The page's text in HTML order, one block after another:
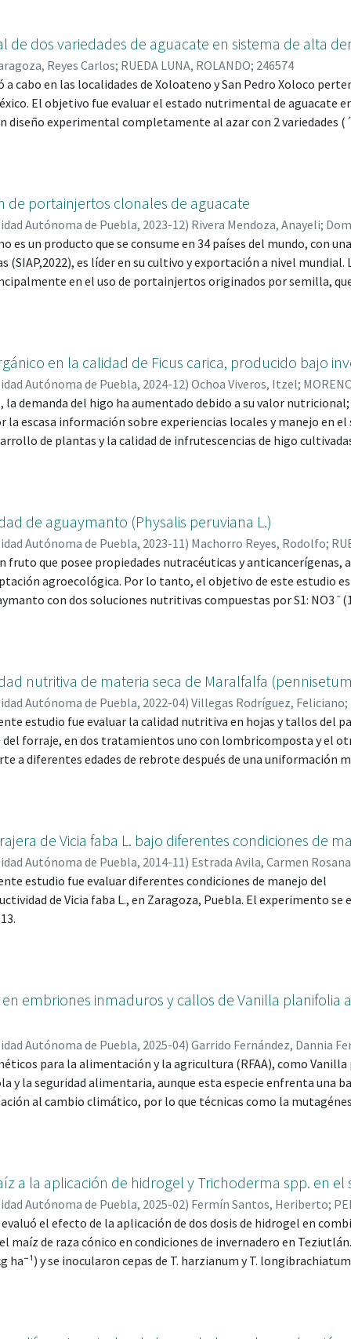
una respuesta favorable comparada con el tratamiento
de microorganismos."
mayor contenido de biomasa; asimismo, en el segundo
a distintos tiempos de crecimiento, encontrándose el mayor
y 26.306 % en hoja, y el mayor contenido de FDN y FDA a los
es a los 30 días; finalmente, en el tercer experimento se
en cuatro porta-injertos asociados con kudzu como
y calidad".
de dos variedades de aguacate en sistema de alta
Reyes Carlos; RUEDA LUNA, ROLANDO; 246574
a cabo en las localidades de Xoloateno y San Pedro Xoloco
El objetivo fue evaluar el estado nutrimental de aguacate
diseño experimental completamente al azar con 2 variedades
e inorgánica) y el testigo con 3 repeticiones. La aplicación de
Se evaluó el contenido nutrimental foliar, altura de planta,
de brotes. Los resultados muestran que ´Fuerte` se
de fertilización orgánica aumentó el número de hojas y brotes
inorgánicos.”
de portainjertos clonales de aguacate
Autónoma de Puebla, 2023-12) Rivera Mendoza, Anayeli;
;HERNANDEZ DOMINGUEZ, CARMELA; 161547
es un producto que se consume en 34 países del mundo, con
(SIAP,2022), es líder en su cultivo y exportación a nivel mundial.
en el uso de portainjertos originados por semilla, que
Los portainjertos de semilla presentan gran variabilidad en las
enfrenta hoy el cultivo son suelos salinos, presencia de
por Phitophora cinnamomi, el replante y utilización de
con el uso adecuando de portainjertos clonales por lo
modernas de propagación clonal. Por tal razón el objetivo
metodología de propagación in vitro óptimo para portainjertos
en la calidad de Ficus carica, producido bajo
Autónoma de Puebla, 2024-12) Ochoa Viveros, Itzel;
María; 35377
demanda del higo ha aumentado debido a su valor
la escasa información sobre experiencias locales y manejo en
de plantas y la calidad de infrutescencias de higo
Se empleó un diseño completamente al azar con
como grados días de desarrollo (GDD), características
de infrutescencias, actividad antioxidante, potencial
estadísticos mostraron diferencias significativas (P≤0.05),
(2239). Asimismo, la poda con 25 cm de altura de tallo y 80 cm
y la acumulación de sólidos solubles totales, ácidos orgánicos y
antioxidante determinada por la inhibición de
de aguaymanto (Physalis peruviana L.)
Autónoma de Puebla, 2023-11) Machorro Reyes, Rodolfo;
44792
fruto que posee propiedades nutracéuticas y anticancerígenas,
agroecológica. Por lo tanto, el objetivo de este estudio
con dos soluciones nutritivas compuestas por S1: NO3 ˉ
HCO3 ˉ (0.5) .030 g·L, K+ (8.0) .753 g·L, Ca2 + (4.25) .168 g·L, Mg2
y tres brazos). El experimento se llevó a cabo en un
factorial de 2 x 2 x 2 con un diseño completamente al azar,
sensoriales y se determinó el contenido de macro y
en tezontle presentaron mayor producción de Mg y Fe, las
de P, K, Ca y Zn".
nutritiva de materia seca de Maralfalfa
Autónoma de Puebla, 2022-04) Villegas Rodríguez, Feliciano;
RAUL; 44792;CASTRO GONZALEZ, NUMA POMPILIO; 245806
estudio fue evaluar la calidad nutritiva en hojas y tallos del
del forraje, en dos tratamientos uno con lombricomposta y el
a diferentes edades de rebrote después de una uniformación
el contenido porcentual de materia seca (MS), proteína
de la digestibilidad aparente in vivo de la materia seca
altura de planta (macolla), longitud y número de
de forraje verde y seco en toneladas por hectárea. Los datos
procedimiento GLM del paquete estadístico SAS".
de Vicia faba L. bajo diferentes condiciones de
Autónoma de Puebla, 2014-11) Estrada Avila, Carmen Rosana
RODRIGUEZ, JESUS; 70551
estudio fue evaluar diferentes condiciones de manejo del
de Vicia faba L., en Zaragoza, Puebla. El experimento
de variación: 1) labranza (preparación completa y labranza
embriones inmaduros y callos de Vanilla planifolia
Autónoma de Puebla, 2025-04) Garrido Fernández, Dannia
CARLOS ROMAN; 36089;DE LA CRUZ TORRES,
para la alimentación y la agricultura (RFAA), como
y la seguridad alimentaria, aunque esta especie enfrenta una
al cambio climático, por lo que técnicas como la
como alternativas para ampliar su diversidad genética y
DL₅₀ y DL₉₉, así como las GR₂₅, GR₅₀ y GR₇₅, y observando
emplearon embriones inmaduros, callos obtenidos de estos
M1V1, que fueron irradiados a distintas dosis y evaluados en
entre nudos, analizando los datos mediante ANOVA y pruebas
óptima a 4 Gy en embriones inmaduros y callos, por lo que se
variabilidad sin comprometer el desarrollo de vitroplantas".
a la aplicación de hidrogel y Trichoderma spp. en
Autónoma de Puebla, 2025-02) Fermín Santos, Heriberto;
el efecto de la aplicación de dos dosis de hidrogel en
maíz de raza cónico en condiciones de invernadero en
ha⁻¹) y se inocularon cepas de T. harzianum y T.
diseño experimental fue completamente al azar, con cuatro
y calidad bromatológica del forraje. Los resultados